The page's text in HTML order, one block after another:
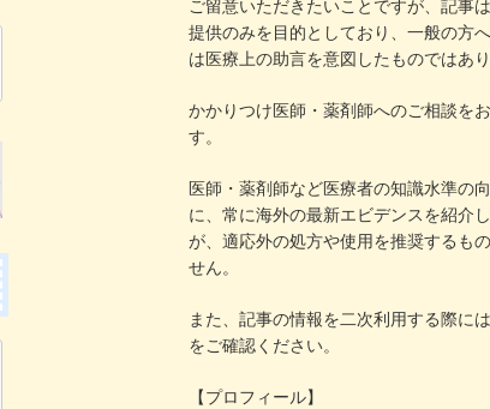
ご留意いただきたいことですが、記事
提供のみを目的としており、一般の方
は医療上の助言を意図したものではあり
かかりつけ医師・薬剤師へのご相談を
す。
医師・薬剤師など医療者の知識水準の
に、常に海外の最新エビデンスを紹介
が、適応外の処方や使用を推奨するも
せん。
また、記事の情報を二次利用する際に
をご確認ください。
【プロフィール】